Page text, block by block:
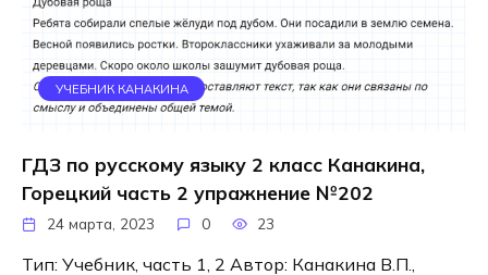
УЧЕБНИК КАНАКИНА
ГДЗ по русскому языку 2 класс Канакина,
Горецкий часть 2 упражнение №202
24 марта, 2023 0 23
Тип: Учебник, часть 1, 2 Автор: Канакина В.П.,